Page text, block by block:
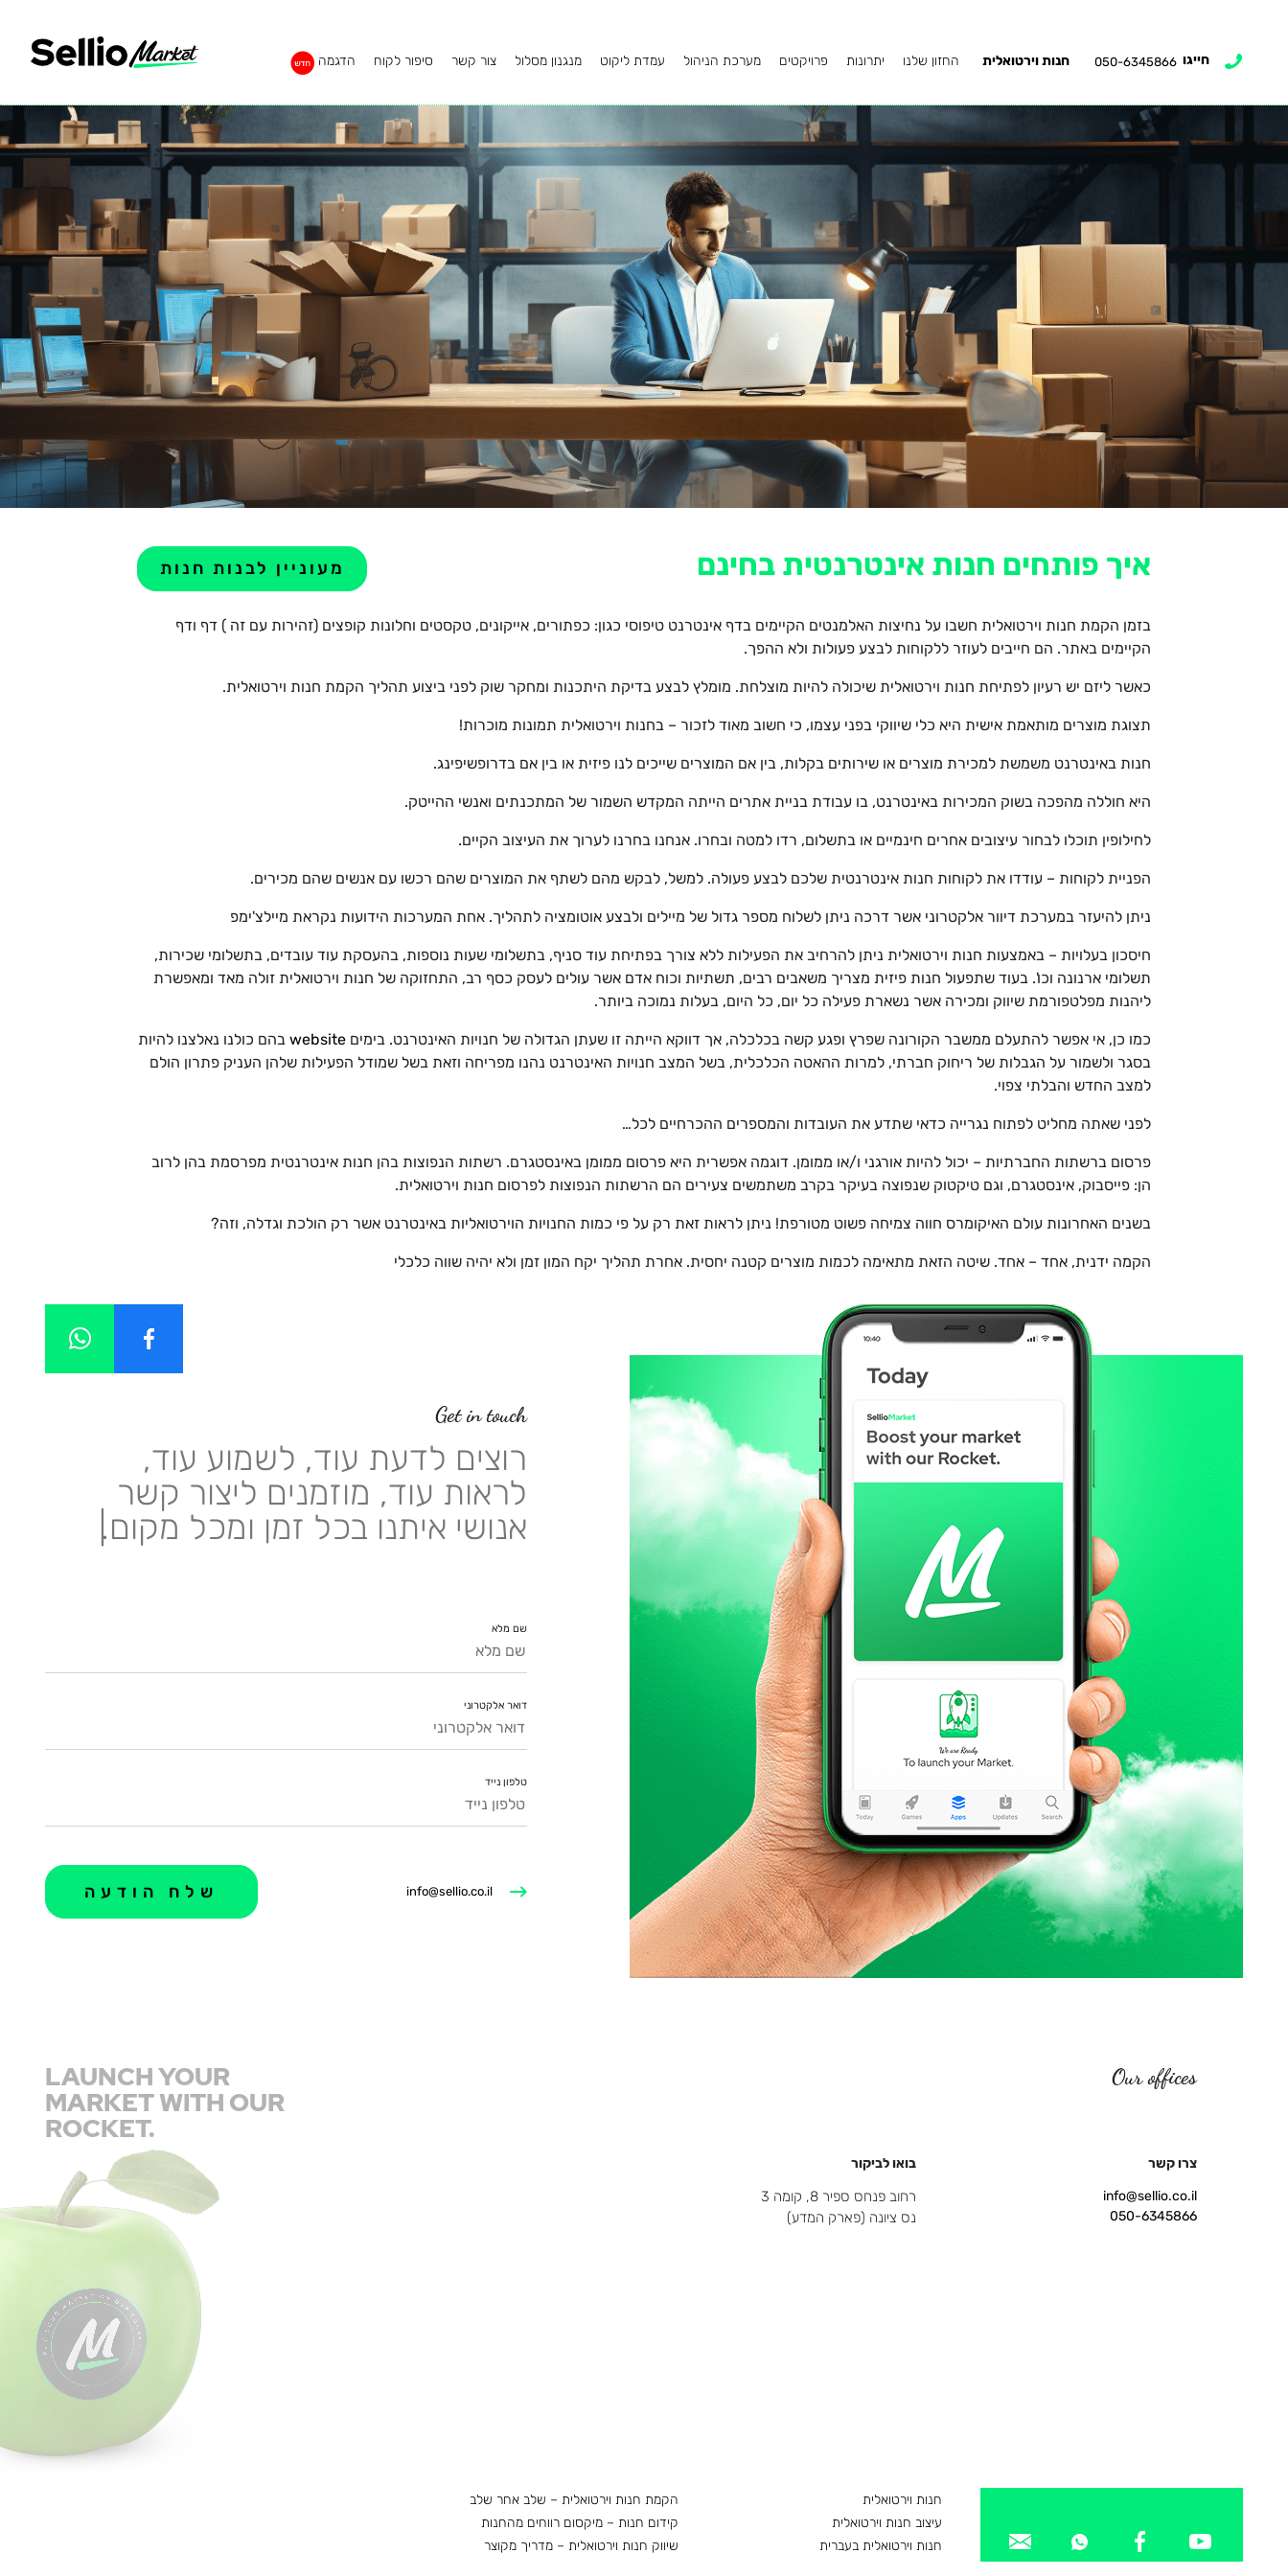
חייגו 050-6345866 חנות וירטואלית החזון שלנו יתרונות פרויקטים מערכת הניהול עמדת ליקוט מנגנון מסלול צור קשר סיפור לקוח הדגמה
איך פותחים חנות אינטרנטית בחינם מעוניין לבנות חנות
בזמן הקמת חנות וירטואלית חשבו על נחיצות האלמנטים הקיימים בדף אינטרנט טיפוסי כגון: כפתורים, אייקונים, טקסטים וחלונות קופצים (זהירות עם זה ) דף ודף
הקיימים באתר. הם חייבים לעוזר ללקוחות לבצע פעולות ולא ההפך.
כאשר ליזם יש רעיון לפתיחת חנות וירטואלית שיכולה להיות מוצלחת. מומלץ לבצע בדיקת היתכנות ומחקר שוק לפני ביצוע תהליך הקמת חנות וירטואלית.
תצוגת מוצרים מותאמת אישית היא כלי שיווקי בפני עצמו, כי חשוב מאוד לזכור – בחנות וירטואלית תמונות מוכרות!
חנות באינטרנט משמשת למכירת מוצרים או שירותים בקלות, בין אם המוצרים שייכים לנו פיזית או בין אם בדרופשיפינג.
היא חוללה מהפכה בשוק המכירות באינטרנט, בו עבודת בניית אתרים הייתה המקדש השמור של המתכנתים ואנשי ההייטק.
לחילופין תוכלו לבחור עיצובים אחרים חינמיים או בתשלום, רדו למטה ובחרו. אנחנו בחרנו לערוך את העיצוב הקיים.
הפניית לקוחות – עודדו את לקוחות חנות אינטרנטית שלכם לבצע פעולה. למשל, לבקש מהם לשתף את המוצרים שהם רכשו עם אנשים שהם מכירים.
ניתן להיעזר במערכת דיוור אלקטרוני אשר דרכה ניתן לשלוח מספר גדול של מיילים ולבצע אוטומציה לתהליך. אחת המערכות הידועות נקראת מיילצ'ימפ
חיסכון בעלויות – באמצעות חנות וירטואלית ניתן להרחיב את הפעילות ללא צורך בפתיחת עוד סניף, בתשלומי שעות נוספות, בהעסקת עוד עובדים, בתשלומי שכירות,
תשלומי ארנונה וכו'. בעוד שתפעול חנות פיזית מצריך משאבים רבים, תשתיות וכוח אדם אשר עולים לעסק כסף רב, התחזוקה של חנות וירטואלית זולה מאד ומאפשרת
ליהנות מפלטפורמת שיווק ומכירה אשר נשארת פעילה כל יום, כל היום, בעלות נמוכה ביותר.
כמו כן, אי אפשר להתעלם ממשבר הקורונה שפרץ ופגע קשה בכלכלה, אך דווקא הייתה זו שעתן הגדולה של חנויות האינטרנט. בימים website בהם כולנו נאלצנו להיות
בסגר ולשמור על הגבלות של ריחוק חברתי, למרות ההאטה הכלכלית, בשל המצב חנויות האינטרנט נהנו מפריחה וזאת בשל שמודל הפעילות שלהן העניק פתרון הולם
למצב החדש והבלתי צפוי.
לפני שאתה מחליט לפתוח נגרייה כדאי שתדע את העובדות והמספרים ההכרחיים לכל…
פרסום ברשתות החברתיות – יכול להיות אורגני ו/או ממומן. דוגמה אפשרית היא פרסום ממומן באינסטגרם. רשתות הנפוצות בהן חנות אינטרנטית מפרסמת בהן לרוב
הן: פייסבוק, אינסטגרם, וגם טיקטוק שנפוצה בעיקר בקרב משתמשים צעירים הם הרשתות הנפוצות לפרסום חנות וירטואלית.
בשנים האחרונות עולם האיקומרס חווה צמיחה פשוט מטורפת! ניתן לראות זאת רק על פי כמות החנויות הוירטואליות באינטרנט אשר רק הולכת וגדלה, וזה?
הקמה ידנית, אחד – אחד. שיטה הזאת מתאימה לכמות מוצרים קטנה יחסית. אחרת תהליך יקח המון זמן ולא יהיה שווה כלכלי
Get in touch
רוצים לדעת עוד, לשמוע עוד,
לראות עוד, מוזמנים ליצור קשר
אנושי איתנו בכל זמן ומכל מקום.
|
שם מלא
דואר אלקטרוני
טלפון נייד
info@sellio.co.il
Our offices
צרו קשר
info@sellio.co.il
050-6345866
בואו לביקור
רחוב פנחס ספיר 8, קומה 3
נס ציונה (פארק המדע)
LAUNCH YOUR
MARKET WITH OUR
ROCKET.
חנות וירטואלית
עיצוב חנות וירטואלית
חנות וירטואלית בעברית
הקמת חנות וירטואלית – שלב אחר שלב
קידום חנות – מיקסום רווחים מהחנות
שיווק חנות וירטואלית – מדריך מקוצר